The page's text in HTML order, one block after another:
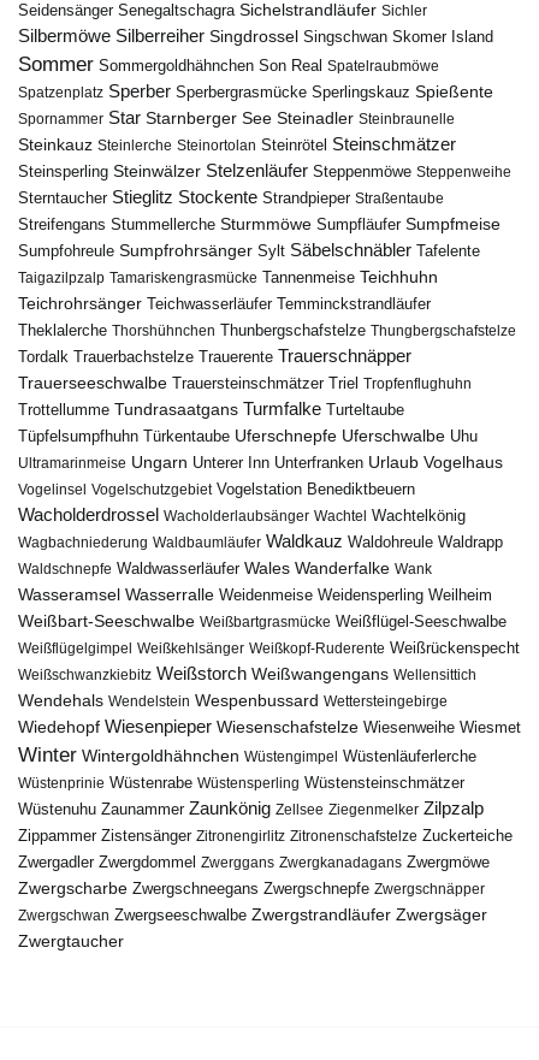
Seidensänger Senegaltschagra Sichelstrandläufer Sichler
Silbermöwe Silberreiher Singdrossel Singschwan Skomer Island
Sommer Sommergoldhähnchen Son Real Spatelraubmöwe
Spatzenplatz Sperber Sperbergrasmücke Sperlingskauz Spießente
Spornammer Star Starnberger See Steinadler Steinbraunelle
Steinkauz Steinlerche Steinortolan Steinrötel Steinschmätzer
Steinsperling Steinwälzer Stelzenläufer Steppenmöwe Steppenweihe
Sterntaucher Stieglitz Stockente Strandpieper Straßentaube
Streifengans Stummellerche Sturmmöwe Sumpfläufer Sumpfmeise
Sumpfohreule Sumpfrohrsänger Sylt Säbelschnäbler Tafelente
Taigazilpzalp Tamariskengrasmücke Tannenmeise Teichhuhn
Teichrohrsänger Teichwasserläufer Temminckstrandläufer
Theklalerche Thorshühnchen Thunbergschafstelze Thungbergschafstelze
Tordalk Trauerbachstelze Trauerente Trauerschnäpper
Trauerseeschwalbe Trauersteinschmätzer Triel Tropfenflughuhn
Trottellumme Tundrasaatgans Turmfalke Turteltaube
Tüpfelsumpfhuhn
Türkentaube Uferschnepfe Uferschwalbe Uhu
Ultramarinmeise Ungarn Unterer Inn Unterfranken Urlaub Vogelhaus
Vogelinsel Vogelschutzgebiet Vogelstation Benediktbeuern
Wacholderdrossel Wacholderlaubsänger Wachtel Wachtelkönig
Wagbachniederung Waldbaumläufer Waldkauz Waldohreule Waldrapp
Waldschnepfe Waldwasserläufer Wales Wanderfalke Wank
Wasseramsel Wasserralle Weidenmeise Weidensperling Weilheim
Weißbart-Seeschwalbe Weißbartgrasmücke Weißflügel-Seeschwalbe
Weißflügelgimpel Weißkehlsänger Weißkopf-Ruderente Weißrückenspecht
Weißschwanzkiebitz Weißstorch Weißwangengans Wellensittich
Wendehals Wendelstein Wespenbussard Wettersteingebirge
Wiedehopf Wiesenpieper Wiesenschafstelze Wiesenweihe Wiesmet
Winter Wintergoldhähnchen Wüstengimpel Wüstenläuferlerche
Wüstenprinie Wüstenrabe Wüstensperling Wüstensteinschmätzer
Wüstenuhu Zaunammer Zaunkönig Zellsee Ziegenmelker Zilpzalp
Zippammer Zistensänger Zitronengirlitz Zitronenschafstelze Zuckerteiche
Zwergadler Zwergdommel Zwerggans Zwergkanadagans Zwergmöwe
Zwergscharbe Zwergschneegans Zwergschnepfe Zwergschnäpper
Zwergschwan Zwergseeschwalbe Zwergstrandläufer Zwergsäger
Zwergtaucher